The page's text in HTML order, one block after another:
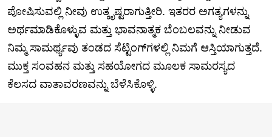
ಪೋಷಿಸುವಲ್ಲಿ ನೀವು ಉತ್ಕೃಷ್ಟರಾಗುತ್ತೀರಿ. ಇತರರ ಅಗತ್ಯಗಳನ್ನು
ಅರ್ಥಮಾಡಿಕೊಳ್ಳುವ ಮತ್ತು ಭಾವನಾತ್ಮಕ ಬೆಂಬಲವನ್ನು ನೀಡುವ
ನಿಮ್ಮ ಸಾಮರ್ಥ್ಯವು ತಂಡದ ಸೆಟ್ಟಿಂಗ್‌ಗಳಲ್ಲಿ ನಿಮಗೆ ಆಸ್ತಿಯಾಗುತ್ತದೆ.
ಮುಕ್ತ ಸಂವಹನ ಮತ್ತು ಸಹಯೋಗದ ಮೂಲಕ ಸಾಮರಸ್ಯದ
ಕೆಲಸದ ವಾತಾವರಣವನ್ನು ಬೆಳೆಸಿಕೊಳ್ಳಿ.